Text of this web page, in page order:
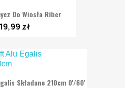
Do Wiosła Riber
19,99 zł
Składane 210cm 0'/60'